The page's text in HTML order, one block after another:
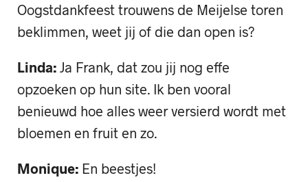
Oogstdankfeest trouwens de Meijelse toren
beklimmen, weet jij of die dan open is?
Linda: Ja Frank, dat zou jij nog effe
opzoeken op hun site. Ik ben vooral
benieuwd hoe alles weer versierd wordt met
bloemen en fruit en zo.
Monique: En beestjes!